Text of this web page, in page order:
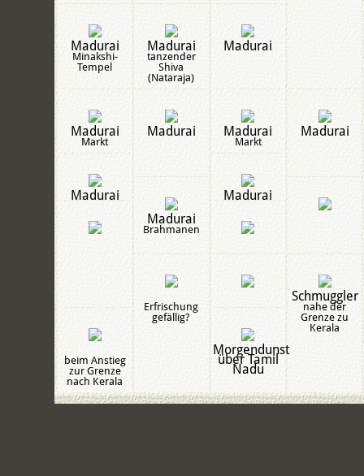
Madurai
Minakshi-
Tempel
Madurai
tanzender
Shiva
(Nataraja)
Madurai
Madurai
Markt
Madurai Madurai
Markt
Madurai
Madurai
Madurai
Madurai
Brahmanen
Erfrischung
gefällig?
Schmuggler
nahe der
Grenze zu
Kerala
beim Anstieg
zur Grenze
nach Kerala
Morgendunst
über Tamil
Nadu